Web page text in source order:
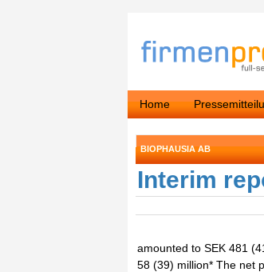
Home
BIOPHAUSIA AB
Interim
amounted to SEK 481
58 (39) million* The net